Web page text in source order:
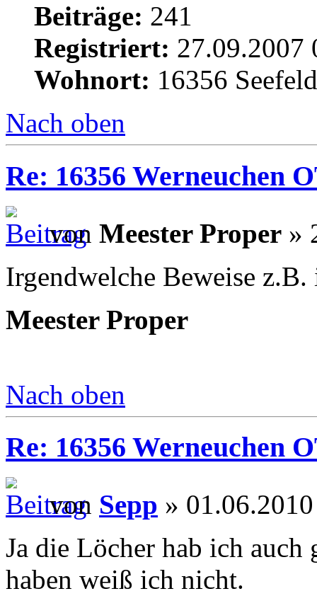
Beiträge: 241
Registriert: 27.09.2007
Wohnort: 16356 Seefeld
Nach oben
Re: 16356 Werneuchen
von Meester Proper »
Irgendwelche Beweise
Meester Proper
Nach oben
Re: 16356 Werneuchen
von Sepp »
Ja die Löcher hab ich auch
haben weiß ich nicht.